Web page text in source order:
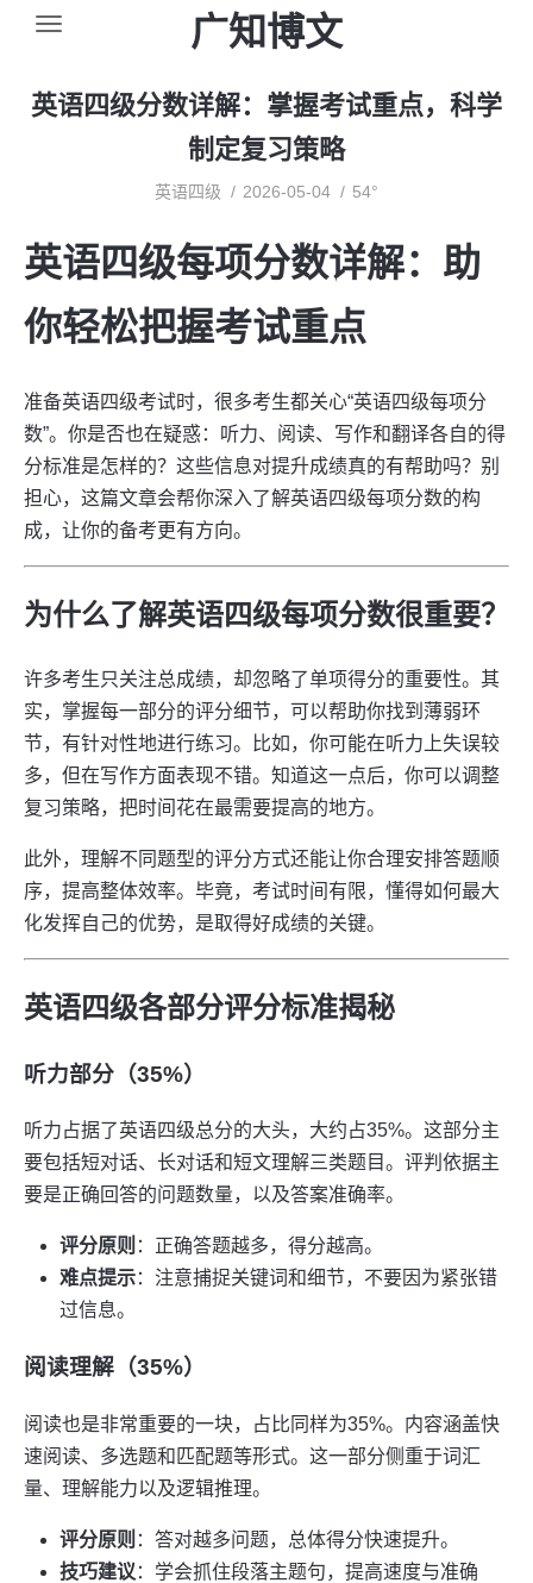
广知博文
英语四级分数详解：掌握考试重点，科学
制定复习策略
英语四级 2026-05-04 54°
英语四级每项分数详解：助
你轻松把握考试重点
准备英语四级考试时，很多考生都关心“英语四级每项分
数”。你是否也在疑惑：听力、阅读、写作和翻译各自的得
分标准是怎样的？这些信息对提升成绩真的有帮助吗？别
担心，这篇文章会帮你深入了解英语四级每项分数的构
成，让你的备考更有方向。
为什么了解英语四级每项分数很重要？
许多考生只关注总成绩，却忽略了单项得分的重要性。其
实，掌握每一部分的评分细节，可以帮助你找到薄弱环
节，有针对性地进行练习。比如，你可能在听力上失误较
多，但在写作方面表现不错。知道这一点后，你可以调整
复习策略，把时间花在最需要提高的地方。
此外，理解不同题型的评分方式还能让你合理安排答题顺
序，提高整体效率。毕竟，考试时间有限，懂得如何最大
化发挥自己的优势，是取得好成绩的关键。
英语四级各部分评分标准揭秘
听力部分（35%）
听力占据了英语四级总分的大头，大约占35%。这部分主
要包括短对话、长对话和短文理解三类题目。评判依据主
要是正确回答的问题数量，以及答案准确率。
评分原则 ：正确答题越多，得分越高。
难点提示：注意捕捉关键词和细节，不要因为紧张错
过信息。
阅读理解（35%）
阅读也是非常重要的一块，占比同样为35%。内容涵盖快
速阅读、多选题和匹配题等形式。这一部分侧重于词汇
量、理解能力以及逻辑推理。
评分原则 ：答对越多问题，总体得分快速提升。
技巧建议 ：学会抓住段落主题句，提高速度与准确